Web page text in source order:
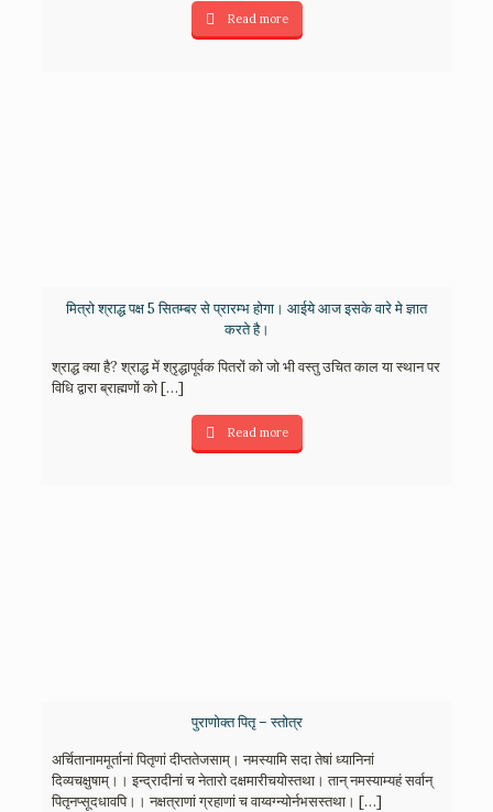
Read more
मित्रो श्राद्ध पक्ष 5 सितम्बर से प्रारम्भ होगा। आईये आज इसके वारे मे ज्ञात
करते है।
श्राद्ध क्या है? श्राद्ध में श्रृद्धापूर्वक पितरों को जो भी वस्तु उचित काल या स्थान पर
विधि द्वारा ब्राह्मणों को[…]
Read more
पुराणोक्त पितृ – स्तोत्र
अर्चितानाममूर्तानां पितृणां दीप्ततेजसाम्। नमस्यामि सदा तेषां ध्यानिनां
दिव्यचक्षुषाम्।। इन्द्रादीनां च नेतारो दक्षमारीचयोस्तथा। तान् नमस्याम्यहं सर्वान्
पितृनप्सूदधावपि।। नक्षत्राणां ग्रहाणां च वाय्वग्न्योर्नभसस्तथा। […]